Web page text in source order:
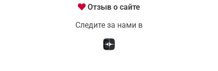
Отзыв о сайте
Следите за нами в